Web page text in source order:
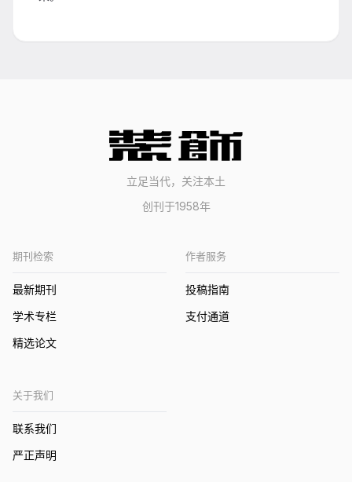
立足当代，关注本土
创刊于1958年
期刊检索
最新期刊
学术专栏
精选论文
作者服务
投稿指南
支付通道
关于我们
联系我们
严正声明